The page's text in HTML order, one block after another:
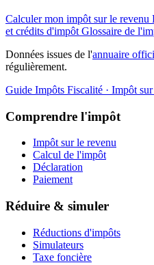
Calculer mon impôt sur le revenu
et crédits d'impôt Glossaire de
Données issues de l'annuaire
régulièrement.
Guide Impôts Fiscalité · Impôt
Comprendre l'impôt
Impôt sur le revenu
Calcul de l'impôt
Déclaration
Paiement
Réduire & simuler
Réductions d'impôts
Simulateurs
Taxe foncière